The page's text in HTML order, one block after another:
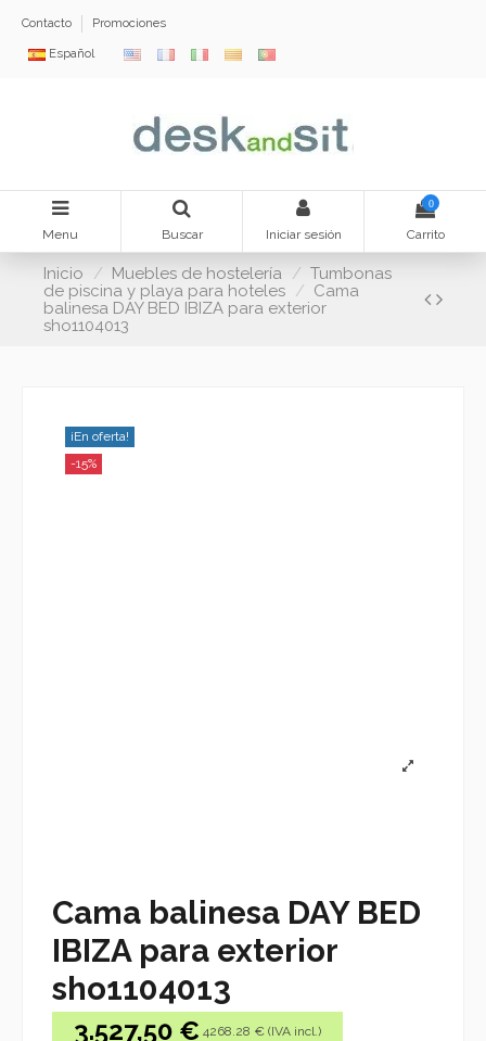
Contacto Promociones
Español
Menu Buscar Iniciar sesión
0
Carrito
Inicio Muebles de hostelería
Tumbonas
de piscina y playa para hoteles
Cama
balinesa DAY BED IBIZA para exterior
sho1104013
¡En oferta!
-15%
Cama balinesa DAY BED
IBIZA para exterior
sho1104013
3.527,50 € 4268.28 € (IVA incl.)